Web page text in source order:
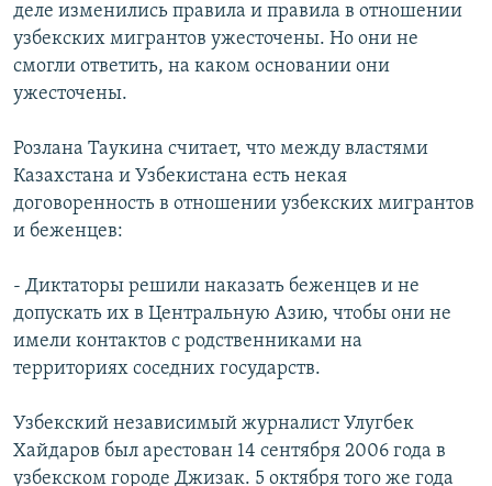
деле изменились правила и правила в отношении
узбекских мигрантов ужесточены. Но они не
смогли ответить, на каком основании они
ужесточены.
Розлана Таукина считает, что между властями
Казахстана и Узбекистана есть некая
договоренность в отношении узбекских мигрантов
и беженцев:
- Диктаторы решили наказать беженцев и не
допускать их в Центральную Азию, чтобы они не
имели контактов с родственниками на
территориях соседних государств.
Узбекский независимый журналист Улугбек
Хайдаров был арестован 14 сентября 2006 года в
узбекском городе Джизак. 5 октября того же года